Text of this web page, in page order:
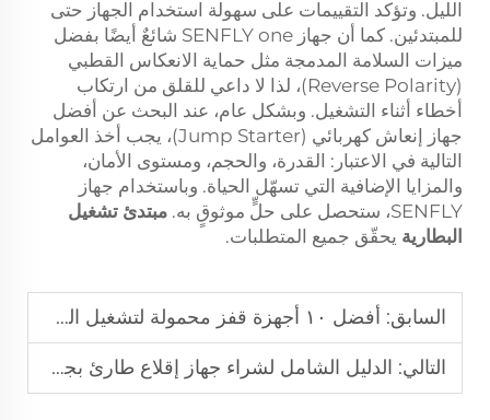
الليل. وتؤكد التقييمات على سهولة استخدام الجهاز حتى
للمبتدئين. كما أن جهاز SENFLY one شائعٌ أيضًا بفضل
ميزات السلامة المدمجة مثل حماية الانعكاس القطبي
(Reverse Polarity)، لذا لا داعي للقلق من ارتكاب
أخطاء أثناء التشغيل. وبشكل عام، عند البحث عن أفضل
جهاز إنعاش كهربائي (Jump Starter)، يجب أخذ العوامل
التالية في الاعتبار: القدرة، والحجم، ومستوى الأمان،
والمزايا الإضافية التي تسهّل الحياة. وباستخدام جهاز
SENFLY، ستحصل على حلٍّ موثوقٍ به.
مبتدئ تشغيل
البطارية يحقّق جميع المتطلبات.
السابق: أفضل ١٠ أجهزة قفز محمولة لتشغيل السيارات في حالات الطوارئ بشكل موثوق
التالي: الدليل الشامل لشراء جهاز إقلاع طارئ بجهد 12 فولت للمبتدئين في القيادة